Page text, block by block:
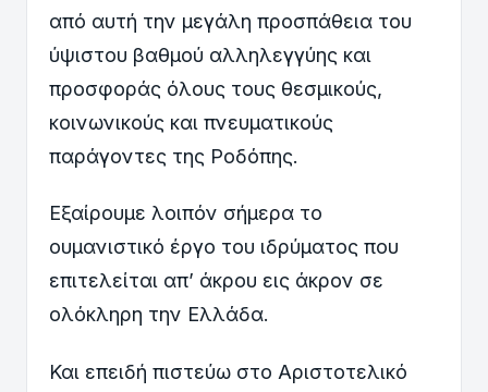
από αυτή την μεγάλη προσπάθεια του
ύψιστου βαθμού αλληλεγγύης και
προσφοράς όλους τους θεσμικούς,
κοινωνικούς και πνευματικούς
παράγοντες της Ροδόπης.
Εξαίρουμε λοιπόν σήμερα το
ουμανιστικό έργο του ιδρύματος που
επιτελείται απ’ άκρου εις άκρον σε
ολόκληρη την Ελλάδα.
Και επειδή πιστεύω στο Αριστοτελικό